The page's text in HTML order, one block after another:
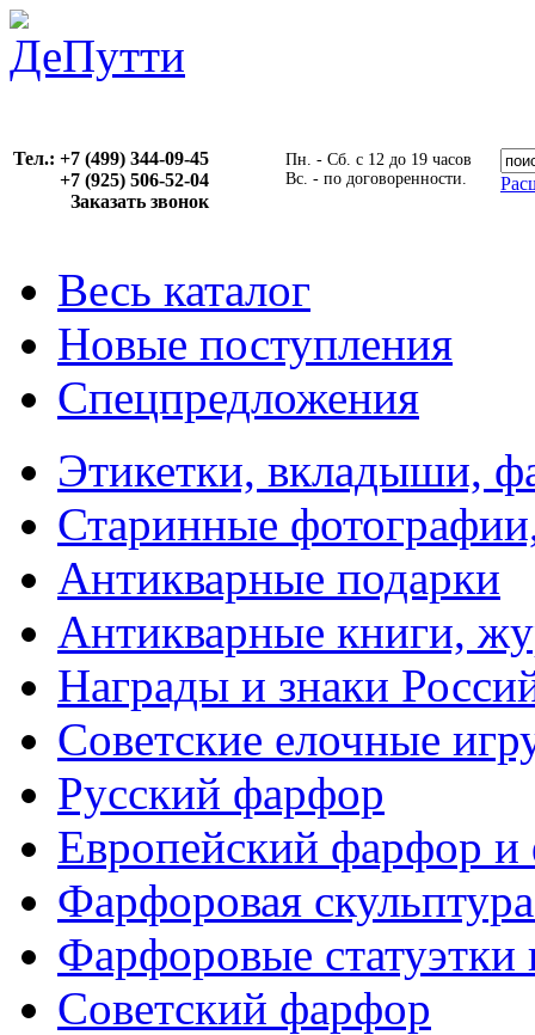
Тел.: +7 (499) 344-09-45
(925) 506-52-04
Заказать звонок
Пн. - Сб. с 12 до 19 часов
Вс. - по договоренности.
Весь каталог
Новые поступления
Спецпредложения
Этикетки, вкладыши,
Старинные
Антикварные подарки
Антикварные книги,
Награды и знаки
Советские елочные
Русский фарфор
Европейский фарфор и
Фарфоровая
Фарфоровые
Советский фарфор